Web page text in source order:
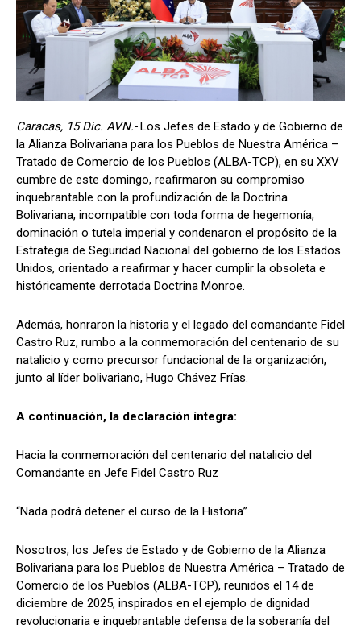
Caracas, 15 Dic. AVN.-Los Jefes de Estado y de Gobierno de
la Alianza Bolivariana para los Pueblos de Nuestra América –
Tratado de Comercio de los Pueblos (ALBA-TCP), en su XXV
cumbre de este domingo, reafirmaron su compromiso
inquebrantable con la profundización de la Doctrina
Bolivariana, incompatible con toda forma de hegemonía,
dominación o tutela imperial y condenaron el propósito de la
Estrategia de Seguridad Nacional del gobierno de los Estados
Unidos, orientado a reafirmar y hacer cumplir la obsoleta e
históricamente derrotada Doctrina Monroe.
Además, honraron la historia y el legado del comandante Fidel
Castro Ruz, rumbo a la conmemoración del centenario de su
natalicio y como precursor fundacional de la organización,
junto al líder bolivariano, Hugo Chávez Frías.
A continuación, la declaración íntegra:
Hacia la conmemoración del centenario del natalicio del
Comandante en Jefe Fidel Castro Ruz
“Nada podrá detener el curso de la Historia”
Nosotros, los Jefes de Estado y de Gobierno de la Alianza
Bolivariana para los Pueblos de Nuestra América – Tratado de
Comercio de los Pueblos (ALBA-TCP), reunidos el 14 de
diciembre de 2025, inspirados en el ejemplo de dignidad
revolucionaria e inquebrantable defensa de la soberanía del